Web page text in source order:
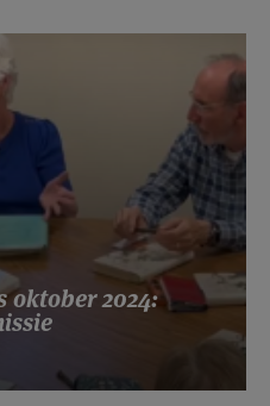
oktober 2024: